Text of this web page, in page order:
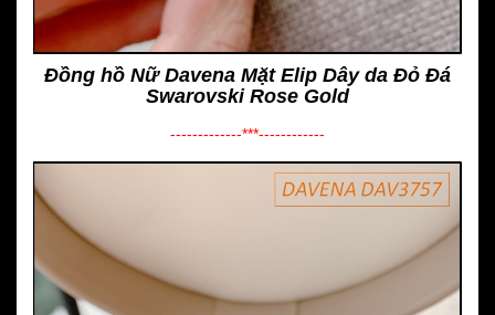
Đồng hồ Nữ Davena Mặt Elip Dây da Đỏ Đá
Swarovski Rose Gold
-------------***------------